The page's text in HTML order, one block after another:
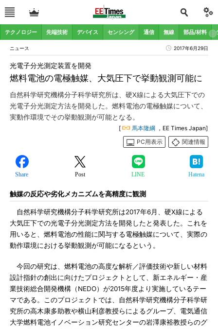
テクノロジー 先端技術 デバイス センシング 通信 無線 部品/材料
ニュース 2017年6月29日
燃料電池の電極触媒、大気圧下で挙動観測可能に
光電子分光測定装置を開発
自然科学研究機構分子科学研究所は、硬X線による大気圧下での
光電子分光測定方法を開発した。燃料電池の電極触媒について、
実動作環境でその挙動観測が可能となる。
[ 馬本隆綱 ，EE Times Japan]
PC用表示
関連情報
Share Post LINE Hatena
触媒の反応や劣化メカニズムを高精度に観測
自然科学研究機構分子科学研究所は2017年6月、硬X線による
大気圧下での光電子分光測定方法を開発したと発表した。これを
用いると、燃料電池の性能に関与する電極触媒について、実際の
動作環境における挙動観測が可能になるという。
今回の研究は、燃料電池の高度な解析／評価技術や新しい材料
設計指針の創出に向けたプロジェクトとして、新エネルギー・産
業技術総合開発機構（NEDO）が2015年度より実施しているテー
マである。このプロジェクトでは、自然科学研究機構分子科学研
究所の高木康多助教や横山利彦教授らによるグループ、電気通信
大学燃料電池イノベーション研究センターの岩澤康裕教授らのグ